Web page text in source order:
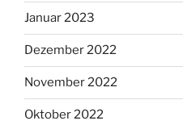
Januar 2023
Dezember 2022
November 2022
Oktober 2022